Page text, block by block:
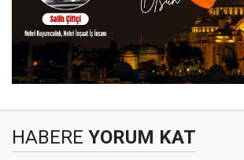
HABERE YORUM KAT